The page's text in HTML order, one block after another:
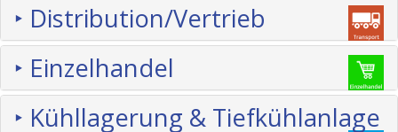
‣ Distribution/Vertrieb
‣ Einzelhandel
‣ Kühllagerung & Tiefkühlanlage